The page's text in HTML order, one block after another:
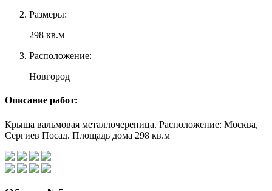
Размеры:
298 кв.м
Расположение:
Новгород
Описание работ:
Крыша вальмовая металлочерепица. Расположение: Москва,
Сергиев Посад. Площадь дома 298 кв.м